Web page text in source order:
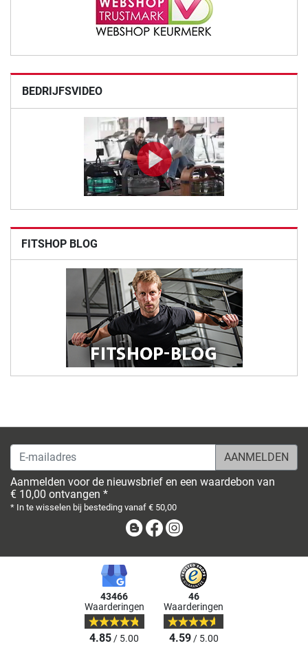
BEDRIJFSVIDEO
FITSHOP BLOG
E-mailadres
Aanmelden voor de nieuwsbrief en een waardebon van
€ 10,00 ontvangen *
* In te wisselen bij besteding vanaf € 50,00
BlogFacebook
43466
Waarderingen
4.85/ 5.00
46
Waarderingen
4.59/ 5.00